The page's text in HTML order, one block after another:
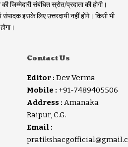
जिम्मेदारी संबंधित स्रोत/प्रदाता की होगी।
इसके लिए उत्तरदायी नहीं होंगे। किसी भी
Contact Us
Editor : Dev Verma
Mobile : +91-7489405506
Address : Amanaka
Raipur, C.G.
Email :